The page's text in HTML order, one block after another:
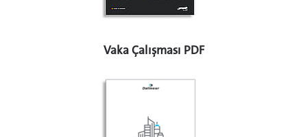
Vaka Çalışması PDF